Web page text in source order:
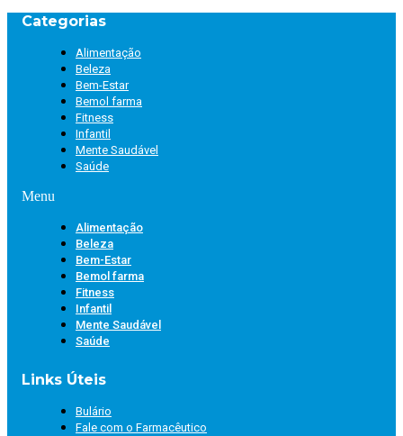
Categorias
Alimentação
Beleza
Bem-Estar
Bemol farma
Fitness
Infantil
Mente Saudável
Saúde
Menu
Alimentação
Beleza
Bem-Estar
Bemol farma
Fitness
Infantil
Mente Saudável
Saúde
Links Úteis
Bulário
Fale com o Farmacêutico